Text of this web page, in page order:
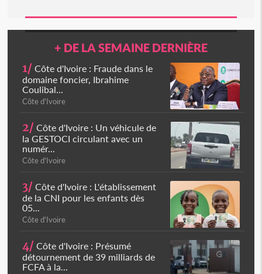
+ DE LA SEMAINE DERNIÈRE
1/ Côte d'Ivoire : Fraude dans le
domaine foncier, Ibrahime
Coulibal...
Côte d'Ivoire
2/ Côte d'Ivoire : Un véhicule de
la GESTOCI circulant avec un
numér...
Côte d'Ivoire
3/ Côte d'Ivoire : L'établissement
de la CNI pour les enfants dès
05...
Côte d'Ivoire
4/ Côte d'Ivoire : Présumé
détournement de 39 milliards de
FCFA à la...